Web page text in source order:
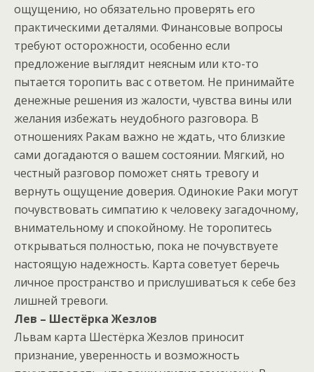
ощущению, но обязательно проверять его
практическими деталями. Финансовые вопросы
требуют осторожности, особенно если
предложение выглядит неясным или кто-то
пытается торопить вас с ответом. Не принимайте
денежные решения из жалости, чувства вины или
желания избежать неудобного разговора. В
отношениях Ракам важно не ждать, что близкие
сами догадаются о вашем состоянии. Мягкий, но
честный разговор поможет снять тревогу и
вернуть ощущение доверия. Одинокие Раки могут
почувствовать симпатию к человеку загадочному,
внимательному и спокойному. Не торопитесь
открываться полностью, пока не почувствуете
настоящую надежность. Карта советует беречь
личное пространство и прислушиваться к себе без
лишней тревоги.
Лев – Шестёрка Жезлов
Львам карта Шестёрка Жезлов приносит
признание, уверенность и возможность